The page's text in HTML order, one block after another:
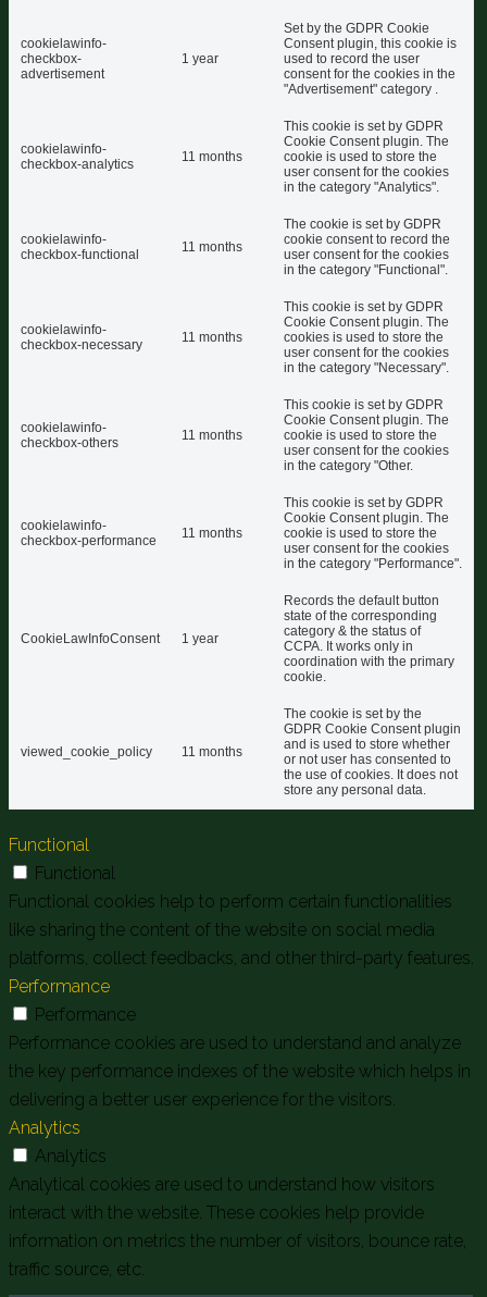
cookielawinfo-
checkbox-
advertisement
1 year
Set by the GDPR Cookie
Consent plugin, this cookie is
used to record the user
consent for the cookies in the
"Advertisement" category .
cookielawinfo-
checkbox-analytics
11 months
This cookie is set by GDPR
Cookie Consent plugin. The
cookie is used to store the
user consent for the cookies
in the category "Analytics".
cookielawinfo-
checkbox-functional
11 months
The cookie is set by GDPR
cookie consent to record the
user consent for the cookies
in the category "Functional".
cookielawinfo-
checkbox-necessary
11 months
This cookie is set by GDPR
Cookie Consent plugin. The
cookies is used to store the
user consent for the cookies
in the category "Necessary".
cookielawinfo-
checkbox-others
11 months
This cookie is set by GDPR
Cookie Consent plugin. The
cookie is used to store the
user consent for the cookies
in the category "Other.
cookielawinfo-
checkbox-performance
11 months
This cookie is set by GDPR
Cookie Consent plugin. The
cookie is used to store the
user consent for the cookies
in the category "Performance".
CookieLawInfoConsent 1 year
Records the default button
state of the corresponding
category & the status of
CCPA. It works only in
coordination with the primary
cookie.
viewed_cookie_policy 11 months
The cookie is set by the
GDPR Cookie Consent plugin
and is used to store whether
or not user has consented to
the use of cookies. It does not
store any personal data.
Functional
Functional
Functional cookies help to perform certain functionalities
like sharing the content of the website on social media
platforms, collect feedbacks, and other third-party features.
Performance
Performance
Performance cookies are used to understand and analyze
the key performance indexes of the website which helps in
delivering a better user experience for the visitors.
Analytics
Analytics
Analytical cookies are used to understand how visitors
interact with the website. These cookies help provide
information on metrics the number of visitors, bounce rate,
traffic source, etc.